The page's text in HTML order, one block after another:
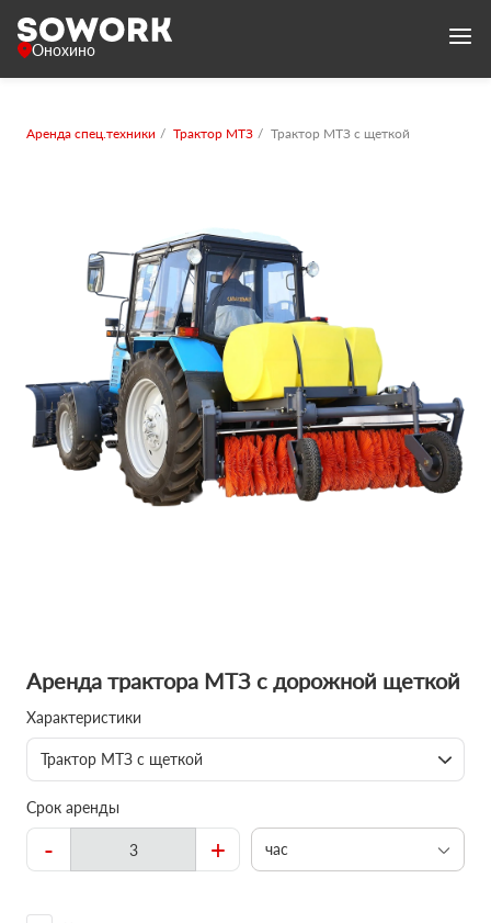
Онохино
Аренда спец.техники Трактор МТЗ Трактор МТЗ с щеткой
Аренда трактора МТЗ с дорожной щеткой
Характеристики
Трактор МТЗ с щеткой
Срок аренды
- + час